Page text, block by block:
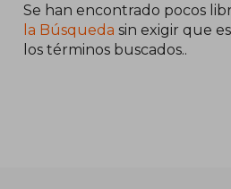
45%
dcto.
$ 70.27
$ 38.65
Se han encontrado pocos
la Búsqueda sin exigir que
los términos buscados..